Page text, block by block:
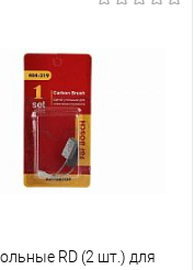
В корзину
RD (2 шт.) для